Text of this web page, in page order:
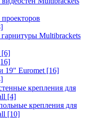
Multibrackets
[6]
19" Euromet [16]
крепления для
[4]
крепления для
[10]